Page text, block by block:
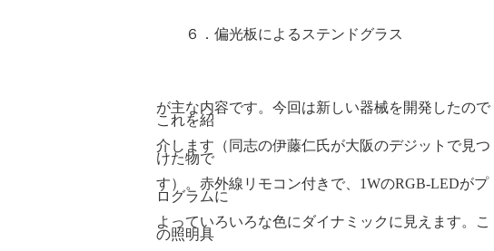
６．偏光板によるステンドグラス
が主な内容です。今回は新しい器械を開発したので
これを紹
介します（同志の伊藤仁氏が大阪のデジットで見つ
けた物で
す）。赤外線リモコン付きで、 1WのRGB-LEDがプ
ログラムに
よっていろいろな色にダイナミックに見えます。こ
の照明具